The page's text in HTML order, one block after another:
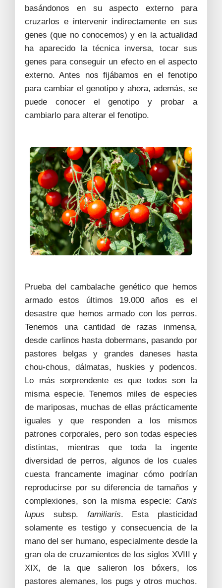
basándonos en su aspecto externo para
cruzarlos e intervenir indirectamente en sus
genes (que no conocemos) y en la actualidad
ha aparecido la técnica inversa, tocar sus
genes para conseguir un efecto en el aspecto
externo. Antes nos fijábamos en el fenotipo
para cambiar el genotipo y ahora, además, se
puede conocer el genotipo y probar a
cambiarlo para alterar el fenotipo.
Prueba del cambalache genético que hemos
armado estos últimos 19.000 años es el
desastre que hemos armado con los perros.
Tenemos una cantidad de razas inmensa,
desde carlinos hasta dobermans, pasando por
pastores belgas y grandes daneses hasta
chou-chous, dálmatas, huskies y podencos.
Lo más sorprendente es que todos son la
misma especie. Tenemos miles de especies
de mariposas, muchas de ellas prácticamente
iguales y que responden a los mismos
patrones corporales, pero son todas especies
distintas, mientras que toda la ingente
diversidad de perros, algunos de los cuales
cuesta francamente imaginar cómo podrían
reproducirse por su diferencia de tamaños y
complexiones, son la misma especie: Canis
lupus subsp. familiaris. Esta plasticidad
solamente es testigo y consecuencia de la
mano del ser humano, especialmente desde la
gran ola de cruzamientos de los siglos XVIII y
XIX, de la que salieron los bóxers, los
pastores alemanes, los pugs y otros muchos.